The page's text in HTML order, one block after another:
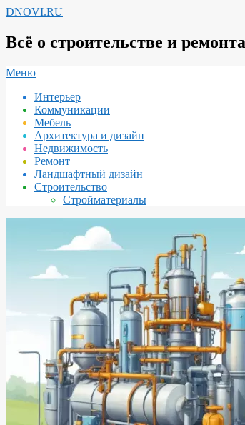
Перейти
содержимому
DNOVI.RU
Всё о строительстве и
Вторичное
навигации
Меню
Интерьер
Коммуникации
Мебель
Архитектура и дизайн
Недвижимость
Ремонт
Ландшафтный дизайн
Строительство
Стройматериалы